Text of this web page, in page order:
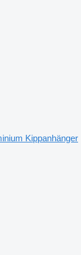
Kippanhänger